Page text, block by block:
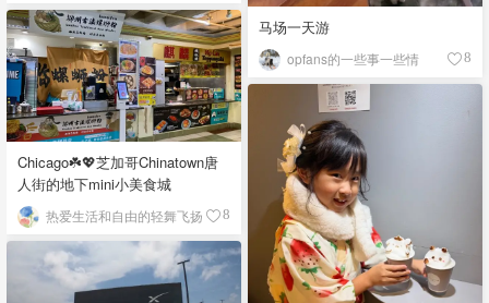
马场一天游
opfans的一些事一些情 8
Chicago☘️💖芝加哥Chinatown唐
人街的地下mini小美食城
热爱生活和自由的轻舞飞扬 8